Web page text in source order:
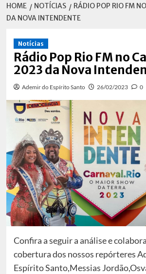
HOME NOTÍCIAS
RÁDIO POP RIO FM
DA NOVA INTENDENTE
Notícias
Rádio Pop Rio FM no
2023 da Nova
Ademir do Espírito Santo 26/02/2023 0
Confira a seguir a análise e
cobertura dos nossos repórteres
Espírito Santo,Messias